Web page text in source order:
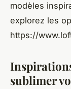
modèles
explorez les
https://
sublimer